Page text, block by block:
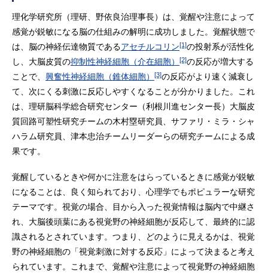
理化学研究所（理研、野依良治理事長）は、覚醒や注意によって
感覚が鋭敏になる脳の仕組みの解明に成功しました。覚醒状態で
は、脳の神経伝達物質であるアセチルコリン[1]の投射系が活性化
し、大脳皮質の抑制性神経細胞（介在細胞） [2]の反応が増大する
ことで、 興奮性神経細胞（錐体細胞） [3]の反応がより速く減衰し
て、次にくる刺激に反応しやすくなることが分かりました。これ
は、理研脳科学総合研究センター（利根川進センター長）大脳皮
質回路可塑性研究チームの木村塁研究員、サファリ・ミラ・シャ
ハラム研究員、津本忠治チームリーダーらの研究チームによる成
果です。
覚醒しているときや何かに注意をはらっているときに感覚が鋭敏
になることは、良く知られており、心理学でもポピュラーな研究
テーマです。視覚の場合、目から入った視覚情報は脳内で中継さ
れ、大脳後頭葉にある視覚野の神経細胞が反応して、最終的に認
識されるとされています。つまり、どのように見えるかは、視覚
野の神経細胞の「視覚刺激に対する反応」によって決まると考え
られています。これまで、覚醒や注意によって視覚野の神経細胞